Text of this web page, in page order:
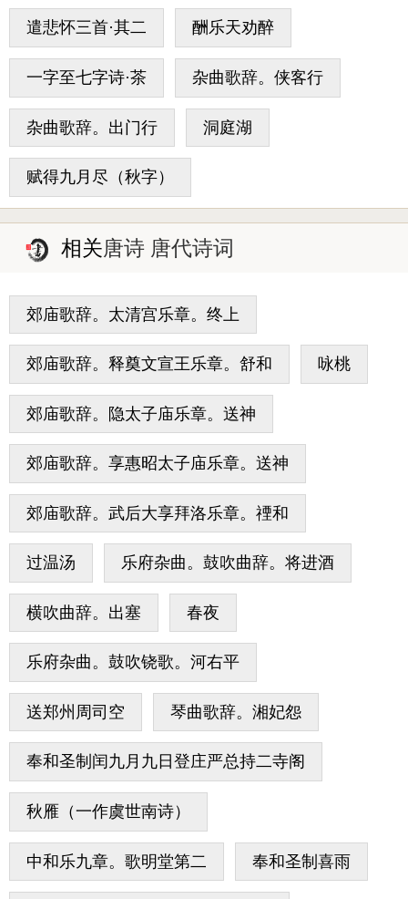
遣悲怀三首·其二 酬乐天劝醉
一字至七字诗·茶 杂曲歌辞。侠客行
杂曲歌辞。出门行 洞庭湖
赋得九月尽（秋字）
相关唐诗 唐代诗词
郊庙歌辞。太清宫乐章。终上
郊庙歌辞。释奠文宣王乐章。舒和 咏桃
郊庙歌辞。隐太子庙乐章。送神
郊庙歌辞。享惠昭太子庙乐章。送神
郊庙歌辞。武后大享拜洛乐章。禋和
过温汤 乐府杂曲。鼓吹曲辞。将进酒
横吹曲辞。出塞 春夜
乐府杂曲。鼓吹铙歌。河右平
送郑州周司空 琴曲歌辞。湘妃怨
奉和圣制闰九月九日登庄严总持二寺阁
秋雁（一作虞世南诗）
中和乐九章。歌明堂第二 奉和圣制喜雨